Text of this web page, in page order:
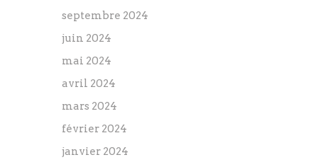
septembre 2024
juin 2024
mai 2024
avril 2024
mars 2024
février 2024
janvier 2024